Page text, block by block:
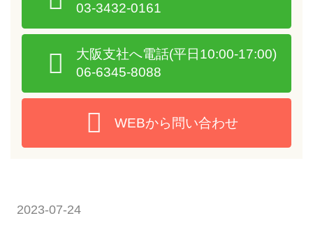
03-3432-0161
大阪支社へ電話(平日10:00-17:00)
06-6345-8088
WEBから問い合わせ
2023-07-24